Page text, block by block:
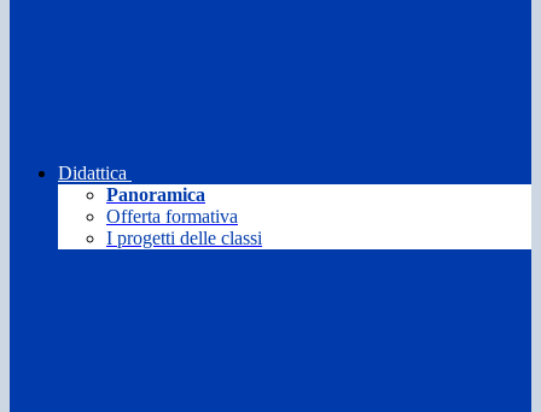
Didattica
Panoramica
Offerta formativa
I progetti delle classi